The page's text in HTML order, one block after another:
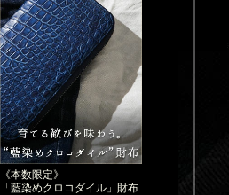
《本数限定》
「藍染めクロコダイル」財布